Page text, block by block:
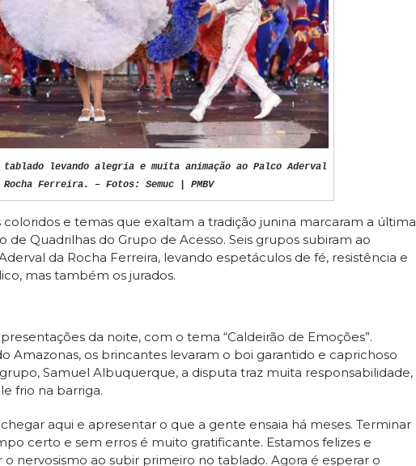
tablado levando alegria e muita animação ao Palco Aderval
Rocha Ferreira. – Fotos: Semuc | PMBV
coloridos e temas que exaltam a tradição junina marcaram a última
Quadrilhas do Grupo de Acesso. Seis grupos subiram ao
da Rocha Ferreira, levando espetáculos de fé, resistência e
mas também os jurados.
da noite, com o tema “Caldeirão de Emoções”.
Amazonas, os brincantes levaram o boi garantido e caprichoso
Samuel Albuquerque, a disputa traz muita responsabilidade,
frio na barriga.
aqui e apresentar o que a gente ensaia há meses. Terminar
certo e sem erros é muito gratificante. Estamos felizes e
nervosismo ao subir primeiro no tablado. Agora é esperar o